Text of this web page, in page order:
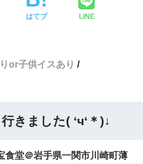
はてブ LINE
or子供イスあり
きました( ‘ч‘＊)↓
食堂＠岩手県一関市川崎町薄